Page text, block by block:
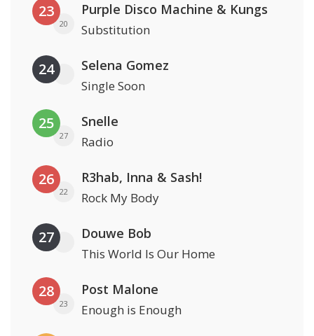
23
20
Purple Disco Machine & Kungs
Substitution
24 Selena Gomez
Single Soon
25
27
Snelle
Radio
26
22
R3hab, Inna & Sash!
Rock My Body
27 Douwe Bob
This World Is Our Home
28
23
Post Malone
Enough is Enough